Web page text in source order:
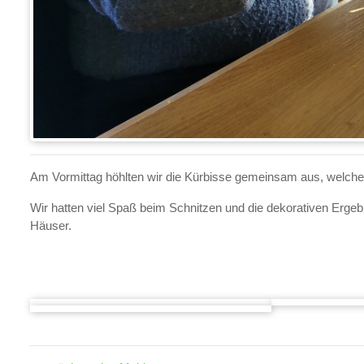
Am Vormittag höhlten wir die Kürbisse gemeinsam aus,
Wir hatten viel Spaß beim Schnitzen und die dekorativen
Häuser.